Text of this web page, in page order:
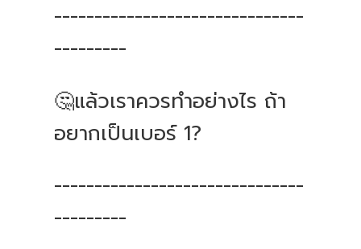
-------------------------------
---------
🤔แล้วเราควรทำอย่างไร ถ้า
อยากเป็นเบอร์ 1?
-------------------------------
---------